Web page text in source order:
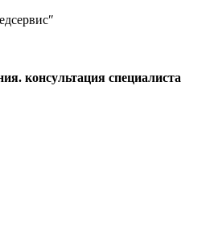
консультация специалиста